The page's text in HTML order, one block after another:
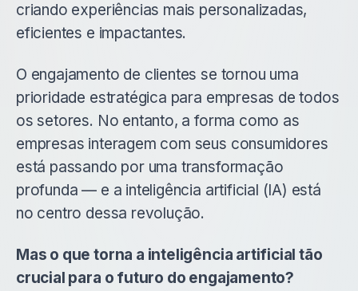
criando experiências mais personalizadas,
eficientes e impactantes.
O engajamento de clientes se tornou uma
prioridade estratégica para empresas de todos
os setores. No entanto, a forma como as
empresas interagem com seus consumidores
está passando por uma transformação
profunda — e a inteligência artificial (IA) está
no centro dessa revolução.
Mas o que torna a inteligência artificial tão
crucial para o futuro do engajamento?